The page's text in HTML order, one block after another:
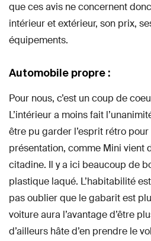
que ces avis ne concernent
intérieur et extérieur, son prix,
équipements.
Automobile propre :
Pour nous, c’est un coup de
L’intérieur a moins fait
être pu garder l’esprit rétro
présentation, comme Mini vient
citadine. Il y a ici beaucoup de
plastique laqué. L’habitabilité
pas oublier que le gabarit est
voiture aura l’avantage d’être
d’ailleurs hâte d’en prendre le